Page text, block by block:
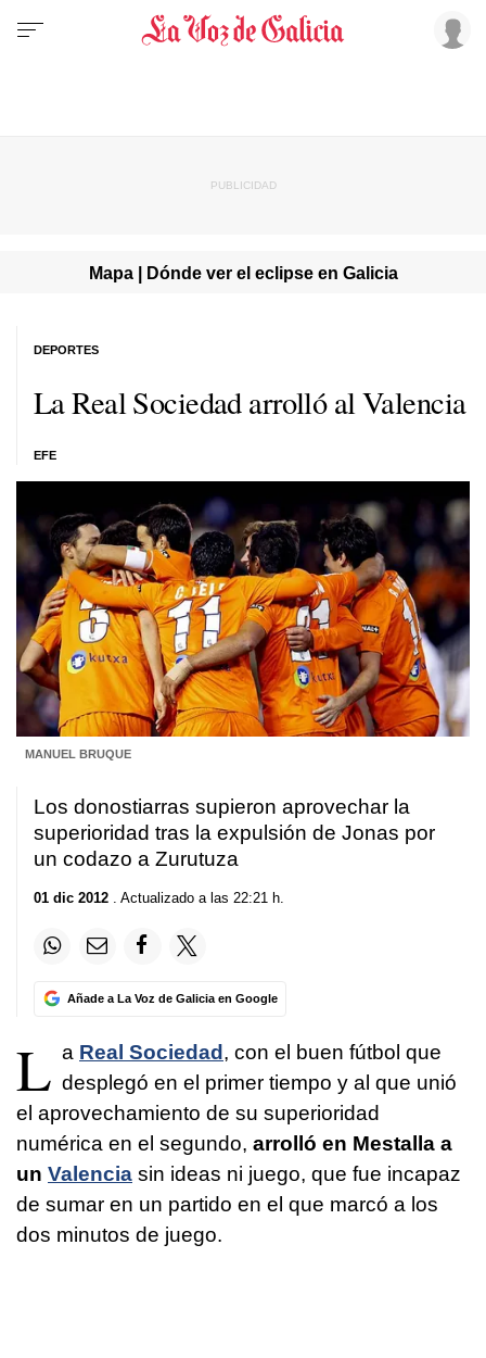
Mapa | Dónde ver el eclipse en Galicia
La Real Sociedad arrolló al Valencia
EFE
DEPORTES
MANUEL BRUQUE
Los donostiarras supieron aprovechar la
superioridad tras la expulsión de Jonas por
un codazo a Zurutuza
01 dic 2012 . Actualizado a las 22:21 h.
Añade a La Voz de Galicia en Google
L a Real Sociedad, con el buen fútbol que
desplegó en el primer tiempo y al que unió
el aprovechamiento de su superioridad
numérica en el segundo, arrolló en Mestalla a
un Valencia sin ideas ni juego, que fue incapaz
de sumar en un partido en el que marcó a los
dos minutos de juego.